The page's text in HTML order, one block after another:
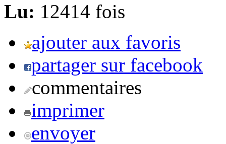
Lu: 12414 fois
ajouter aux favoris
partager sur facebook
commentaires
imprimer
envoyer